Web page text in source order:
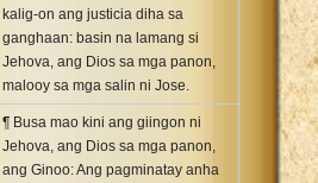
kalig-on ang justicia diha sa
ganghaan: basin na lamang si
Jehova, ang Dios sa mga panon,
malooy sa mga salin ni Jose.
¶ Busa mao kini ang giingon ni
Jehova, ang Dios sa mga panon,
ang Ginoo: Ang pagminatay anha